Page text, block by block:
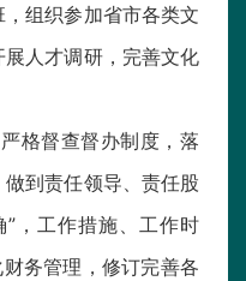
组织参加省市各类文
人才调研，完善文化
格督查督办制度，落
到责任领导、责任股
，工作措施、工作时
务管理，修订完善各